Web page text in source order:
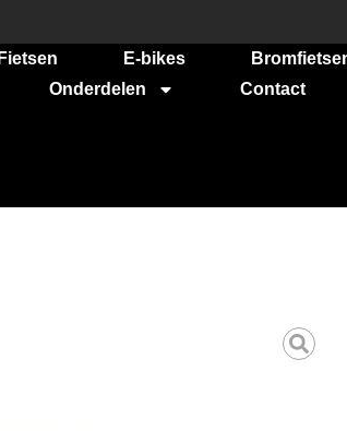
Fietsen E-bikes
Onderdelen
Contact